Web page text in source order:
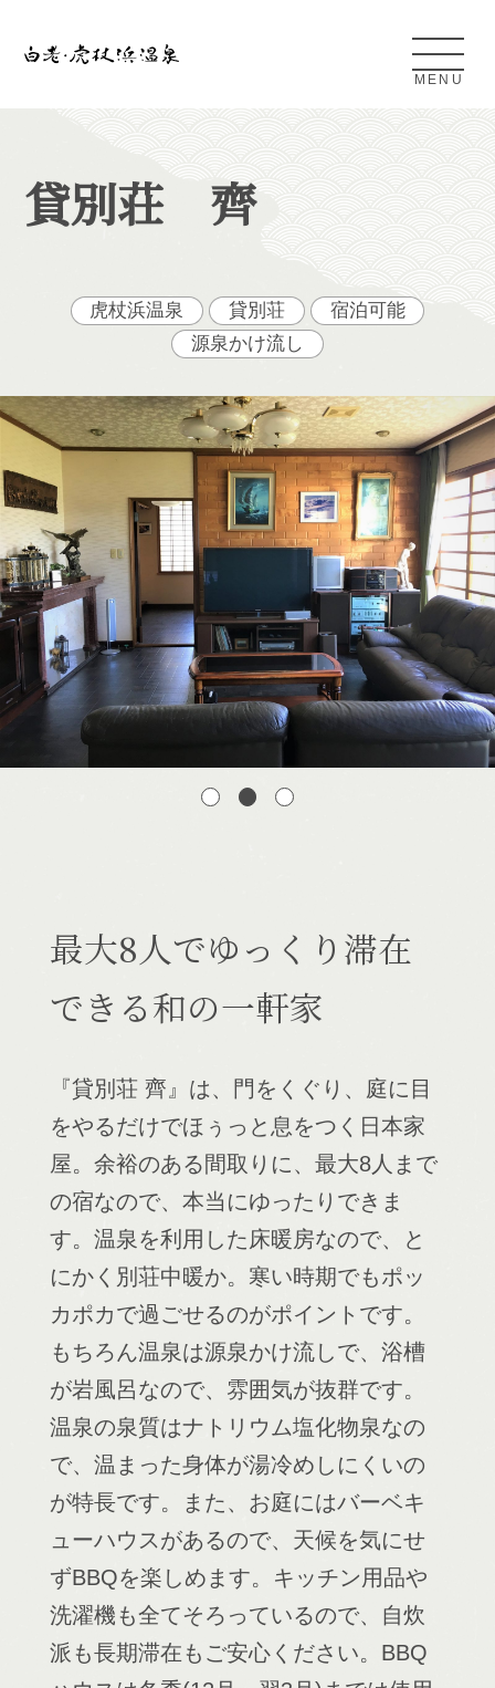
アクセス
日帰り温泉
宿泊できる温泉
施設一覧
MENU
貸別荘 齊
虎杖浜温泉 貸別荘
宿泊可能
源泉かけ流し
最大8人でゆっくり滞在
できる和の一軒家
『貸別荘 齊』は、門をくぐり、庭に目
をやるだけでほぅっと息をつく日本家
屋。余裕のある間取りに、最大8人まで
の宿なので、本当にゆったりできま
す。温泉を利用した床暖房なので、と
にかく別荘中暖か。寒い時期でもポッ
カポカで過ごせるのがポイントです。
もちろん温泉は源泉かけ流しで、浴槽
が岩風呂なので、雰囲気が抜群です。
温泉の泉質はナトリウム塩化物泉なの
で、温まった身体が湯冷めしにくいの
が特長です。また、お庭にはバーベキ
ューハウスがあるので、天候を気にせ
ずBBQを楽しめます。キッチン用品や
洗濯機も全てそろっているので、自炊
派も長期滞在もご安心ください。BBQ